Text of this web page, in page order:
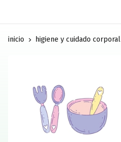
inicio higiene y cuidado corporal